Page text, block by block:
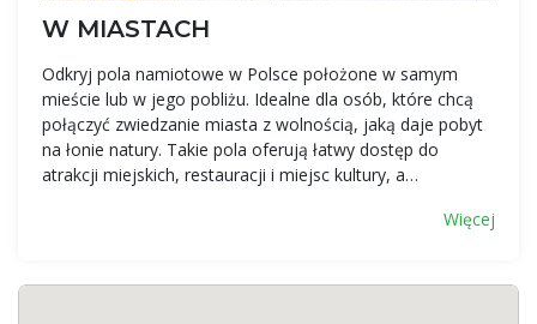
W MIASTACH
Odkryj pola namiotowe w Polsce położone w samym
mieście lub w jego pobliżu. Idealne dla osób, które chcą
połączyć zwiedzanie miasta z wolnością, jaką daje pobyt
na łonie natury. Takie pola oferują łatwy dostęp do
atrakcji miejskich, restauracji i miejsc kultury, a…
Więcej